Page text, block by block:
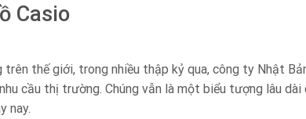
Casio
thế giới, trong nhiều thập kỷ qua, công ty Nhật
cầu thị trường. Chúng vẫn là một biểu tượng lâu dài
nay.